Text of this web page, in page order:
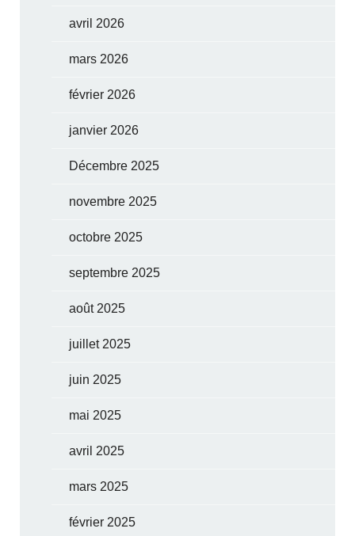
avril 2026
mars 2026
février 2026
janvier 2026
Décembre 2025
novembre 2025
octobre 2025
septembre 2025
août 2025
juillet 2025
juin 2025
mai 2025
avril 2025
mars 2025
février 2025